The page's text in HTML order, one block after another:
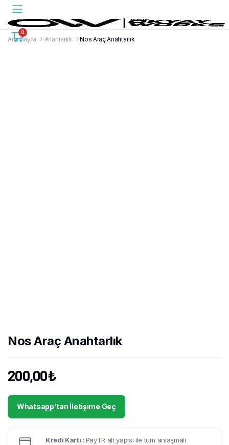
0
Ana Sayfa Anahtarlık Nos Araç Anahtarlık
Nos Araç Anahtarlık
200,00₺
Whatsapp'tan İletişime Geç
Kredi Kartı : PayTR alt yapısı ile tüm anlaşmalı